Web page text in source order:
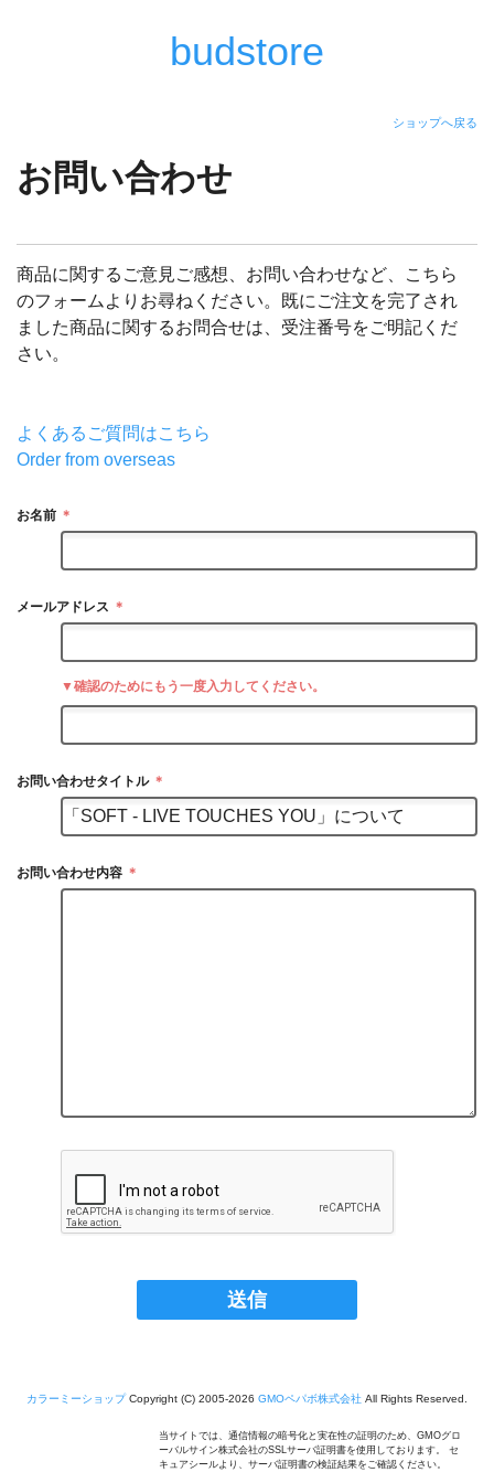
budstore
ショップへ戻る
お問い合わせ
商品に関するご意見ご感想、お問い合わせなど、こちら
のフォームよりお尋ねください。既にご注文を完了され
ました商品に関するお問合せは、受注番号をご明記くだ
さい。
よくあるご質問はこちら
Order from overseas
お名前 ＊
メールアドレス ＊
▼確認のためにもう一度入力してください。
お問い合わせタイトル ＊
お問い合わせ内容 ＊
カラーミーショップCopyright (C) 2005-2026 GMOペパボ株式会社 All Rights Reserved.
当サイトでは、通信情報の暗号化と実在性の証明のため、GMOグロ
ーバルサイン株式会社のSSLサーバ証明書を使用しております。 セ
キュアシールより、サーバ証明書の検証結果をご確認ください。